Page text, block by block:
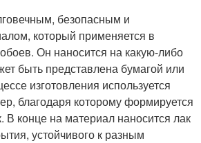
безопасным и
который применяется в
Он наносится на какую-либо
быть представлена бумагой или
изготовления используется
благодаря которому формируется
В конце на материал наносится лак
устойчивого к разным